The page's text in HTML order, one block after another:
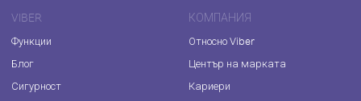
VIBER
Функции
Блог
Сигурност
КОМПАНИЯ
Относно Viber
Център на марката
Кариери